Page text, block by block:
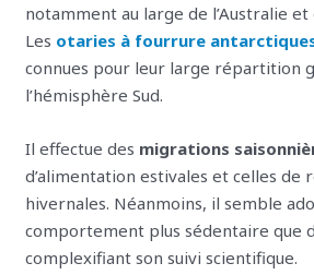
notamment au large de l’Australie et
Les otaries à fourrure
connues pour leur large répartition
l’hémisphère Sud.
Il effectue des migrations
d’alimentation estivales et celles de
hivernales. Néanmoins, il semble
comportement plus sédentaire que
complexifiant son suivi scientifique.